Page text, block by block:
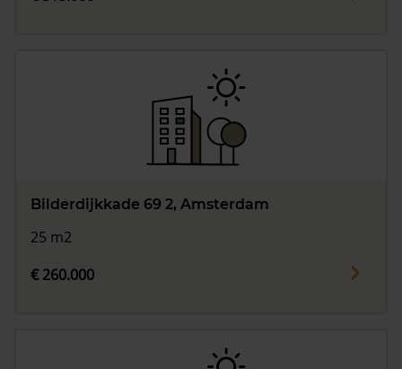
Bilderdijkkade 69 2, Amsterdam
25 m2
€ 260.000